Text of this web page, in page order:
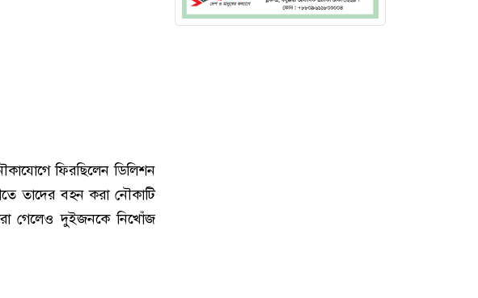
ফিরছিলেন ডিলিশন
তাদের বহন করা নৌকাটি
গেলেও দুইজনকে নিখোঁজ